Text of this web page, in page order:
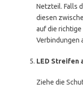
Netzteil. Falls
diesen
auf die
Verbindungen
LED Streifen
Ziehe die